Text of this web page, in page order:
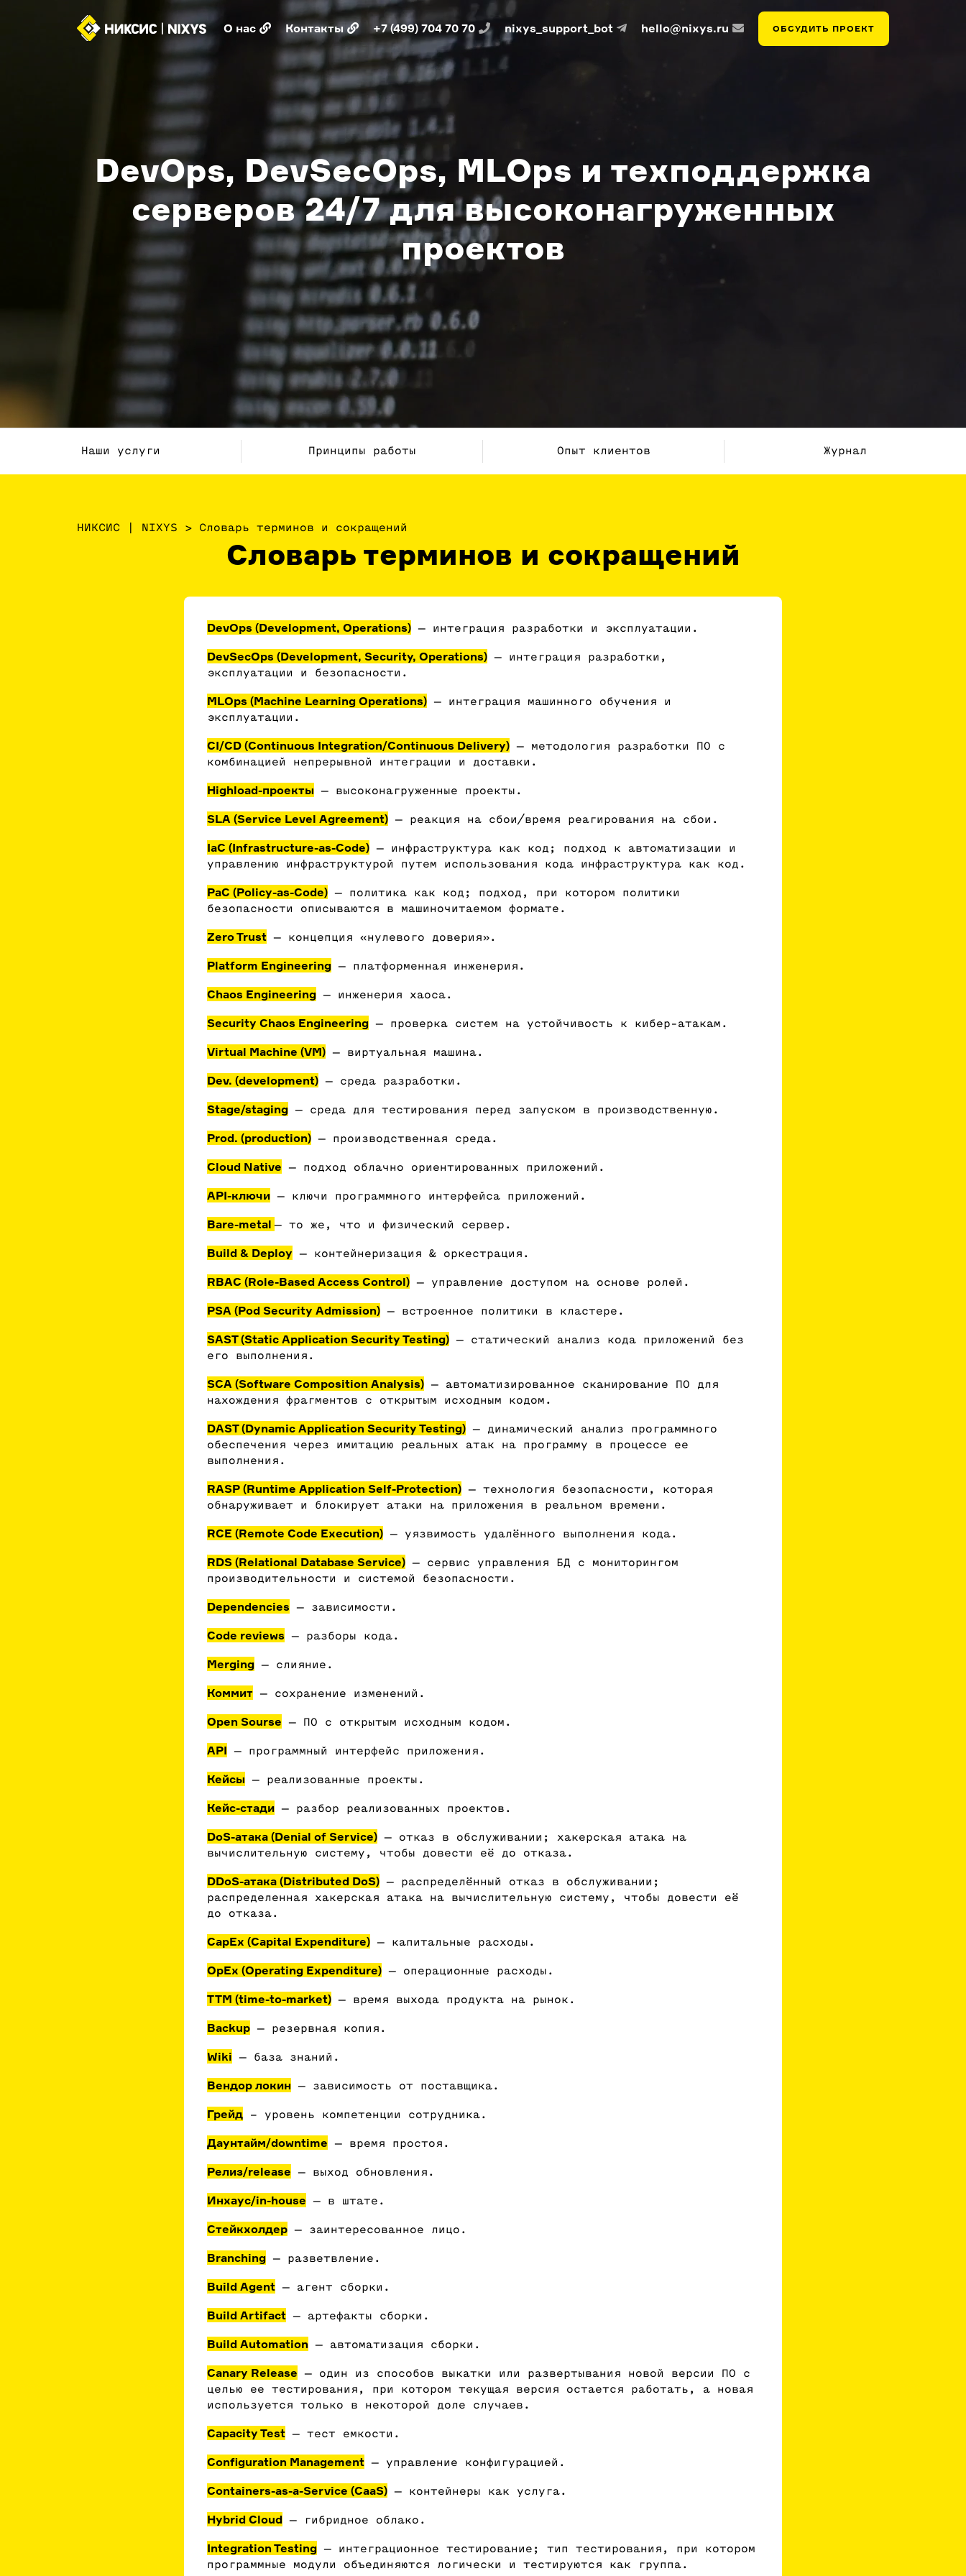
О нас Контакты +7 (499) 704 70 70 nixys_support_bot hello@nixys.ru ОБСУДИТЬ ПРОЕКТ
DevOps, DevSecOps, MLOps и техподдержка
серверов 24/7 для высоконагруженных
проектов
Наши услуги Принципы работы Опыт клиентов Журнал
НИКСИС | NIXYS > Словарь терминов и сокращений
Словарь терминов и сокращений
DevOps (Development, Operations) — интеграция разработки и эксплуатации.
DevSecOps (Development, Security, Operations) — интеграция разработки,
эксплуатации и безопасности.
MLOps (Machine Learning Operations) — интеграция машинного обучения и
эксплуатации.
CI/CD (Continuous Integration/Continuous Delivery) — методология разработки ПО с
комбинацией непрерывной интеграции и доставки.
Highload-проекты — высоконагруженные проекты.
SLA (Service Level Agreement) — реакция на сбои/время реагирования на сбои.
IaC (Infrastructure-as-Code) — инфраструктура как код; подход к автоматизации и
управлению инфраструктурой путем использования кода инфраструктура как код.
PaC (Policy-as-Code) — политика как код; подход, при котором политики
безопасности описываются в машиночитаемом формате.
Zero Trust — концепция «нулевого доверия».
Platform Engineering — платформенная инженерия.
Chaos Engineering — инженерия хаоса.
Security Chaos Engineering — проверка систем на устойчивость к кибер-атакам.
Virtual Machine (VM) — виртуальная машина.
Dev. (development) — среда разработки.
Stage/staging — среда для тестирования перед запуском в производственную.
Prod. (production) — производственная среда.
Cloud Native — подход облачно ориентированных приложений.
API-ключи — ключи программного интерфейса приложений.
Bare-metal— то же, что и физический сервер.
Build & Deploy — контейнеризация & оркестрация.
RBAC (Role-Based Access Control) — управление доступом на основе ролей.
PSA (Pod Security Admission) — встроенное политики в кластере.
SAST (Static Application Security Testing​​) — статический анализ кода приложений без
его выполнения.
SCA (Software Composition Analysis) — автоматизированное сканирование ПО для
нахождения фрагментов с открытым исходным кодом.
DAST (Dynamic Application Security Testing) — динамический анализ программного
обеспечения через имитацию реальных атак на программу в процессе ее
выполнения.
RASP (Runtime Application Self-Protection) — технология безопасности, которая
обнаруживает и блокирует атаки на приложения в реальном времени.
RCE (Remote Code Execution) — уязвимость удалённого выполнения кода.
RDS (Relational Database Service) — сервис управления БД с мониторингом
производительности и системой безопасности.
Dependencies — зависимости.
Code reviews — разборы кода.
Merging — слияние.
Коммит — сохранение изменений.
Open Sourse — ПО с открытым исходным кодом.
API — программный интерфейс приложения.
Кейсы — реализованные проекты.
Кейс-стади — разбор реализованных проектов.
DoS-атака (Denial of Service) — отказ в обслуживании; хакерская атака на
вычислительную систему, чтобы довести её до отказа.
DDoS-атака (Distributed DoS) — распределённый отказ в обслуживании;
распределенная хакерская атака на вычислительную систему, чтобы довести её
до отказа.
CapEx (Capital Expenditure) — капитальные расходы.
OpEx (Operating Expenditure) — операционные расходы.
TTM (time-to-market) — время выхода продукта на рынок.
Backup — резервная копия.
Wiki — база знаний.
Вендор локин — зависимость от поставщика.
Грейд – уровень компетенции сотрудника.
Даунтайм/downtime — время простоя.
Релиз/release — выход обновления.
Инхаус/in-house — в штате.
Стейкхолдер — заинтересованное лицо.
Branching — разветвление.
Build Agent — агент сборки.
Build Artifact — артефакты сборки.
Build Automation — автоматизация сборки.
Canary Release — один из способов выкатки или развертывания новой версии ПО с
целью ее тестирования, при котором текущая версия остается работать, а новая
используется только в некоторой доле случаев.
Capacity Test — тест емкости.
Configuration Management — управление конфигурацией.
Containers-as-a-Service (CaaS) — контейнеры как услуга.
Hybrid Cloud — гибридное облако.
Integration Testing — интеграционное тестирование; тип тестирования, при котором
программные модули объединяются логически и тестируются как группа.